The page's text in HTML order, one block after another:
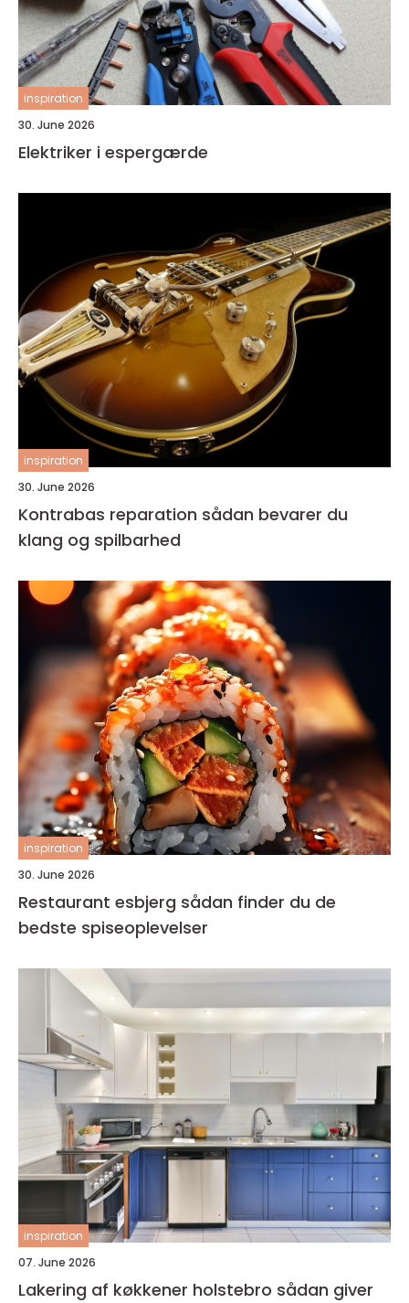
inspiration
30. June 2026
Elektriker i espergærde
inspiration
30. June 2026
Kontrabas reparation sådan bevarer du
klang og spilbarhed
inspiration
30. June 2026
Restaurant esbjerg sådan finder du de
bedste spiseoplevelser
inspiration
07. June 2026
Lakering af køkkener holstebro sådan giver